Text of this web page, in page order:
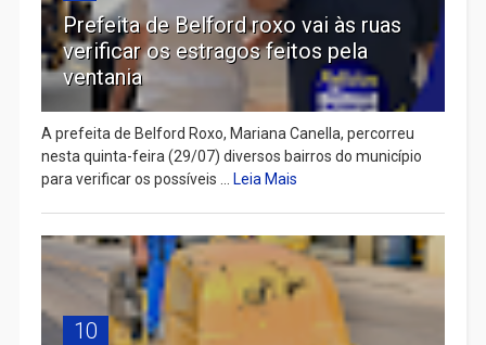
Prefeita de Belford roxo vai às ruas
verificar os estragos feitos pela
ventania
A prefeita de Belford Roxo, Mariana Canella, percorreu
nesta quinta-feira (29/07) diversos bairros do município
para verificar os possíveis ... Leia Mais
10